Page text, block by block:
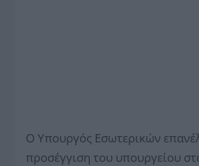
Ο Υπουργός Εσωτερικών
προσέγγιση του υπουργείου